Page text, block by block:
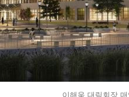
이해욱 대림회장